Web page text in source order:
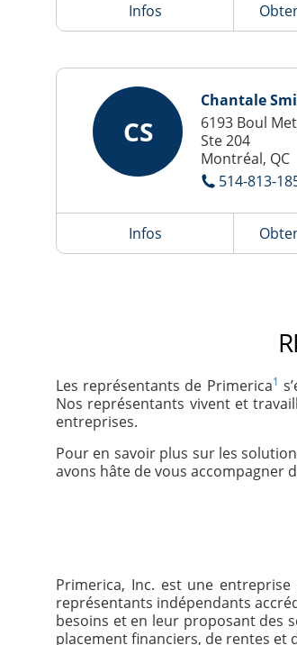
Infos
CS
Chantale
6193 Boul
Ste 204
Montréal, QC
514-813-
Infos
Les représentants de Primerica1
Nos représentants vivent et
entreprises.
Pour en savoir plus sur les
avons hâte de vous accompagner
Primerica, Inc. est une
représentants indépendants
besoins et en leur proposant des
placement financiers, de rentes